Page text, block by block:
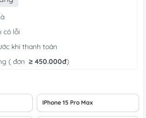
có lỗi
khi thanh toán
( đơn ≥ 450.000đ)
IPhone 15 Pro Max